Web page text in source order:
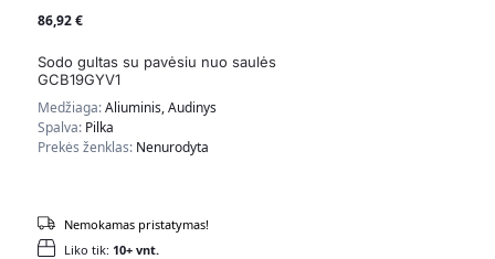
86,92€
Sodo gultas su pavėsiu nuo saulės
GCB19GYV1
Medžiaga:Aliuminis, Audinys
Spalva: Pilka
Prekės ženklas: Nenurodyta
Liko tik: 10+ vnt.
Nemokamas pristatymas!